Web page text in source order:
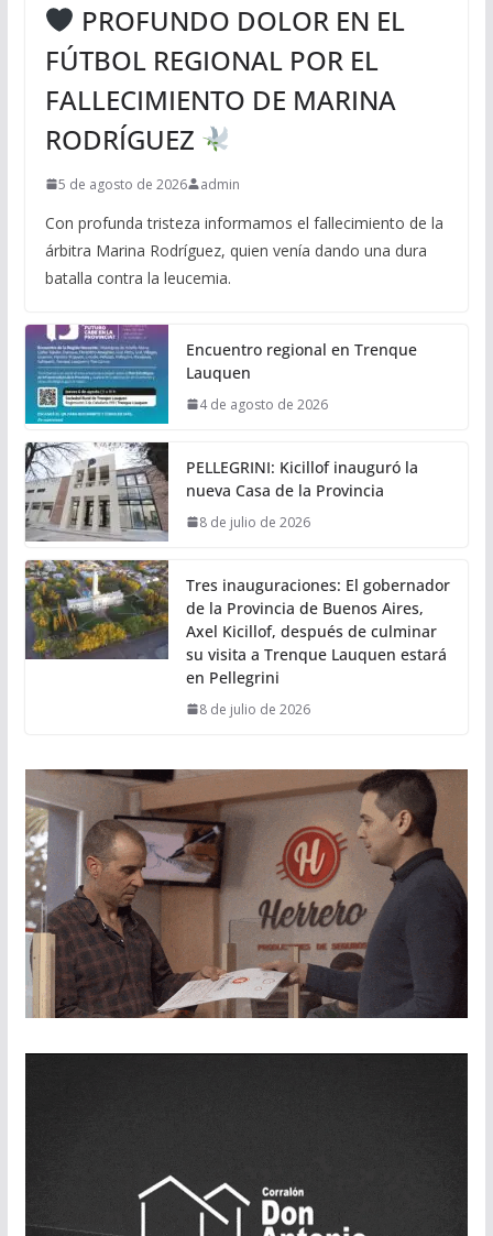
PROFUNDO DOLOR EN EL
FÚTBOL REGIONAL POR EL
FALLECIMIENTO DE MARINA
RODRÍGUEZ
5 de agosto de 2026 admin
Con profunda tristeza informamos el fallecimiento de la
árbitra Marina Rodríguez, quien venía dando una dura
batalla contra la leucemia.
Encuentro regional en Trenque
Lauquen
4 de agosto de 2026
PELLEGRINI: Kicillof inauguró la
nueva Casa de la Provincia
8 de julio de 2026
Tres inauguraciones: El gobernador
de la Provincia de Buenos Aires,
Axel Kicillof, después de culminar
su visita a Trenque Lauquen estará
en Pellegrini
8 de julio de 2026